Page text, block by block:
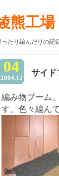
熊工場
ったり編んだりの記
04
2004.12
サイド
編み物ブーム
す。色々編ん